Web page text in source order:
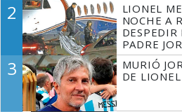
2
LIONEL
NOCHE A
DESPEDIR
PADRE
3
MURIÓ
DE LIONEL